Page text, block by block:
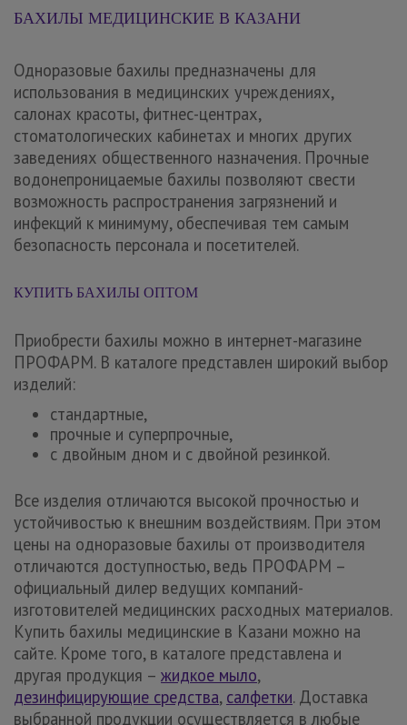
БАХИЛЫ МЕДИЦИНСКИЕ В КАЗАНИ
Одноразовые бахилы предназначены для
использования в медицинских учреждениях,
салонах красоты, фитнес-центрах,
стоматологических кабинетах и многих других
заведениях общественного назначения. Прочные
водонепроницаемые бахилы позволяют свести
возможность распространения загрязнений и
инфекций к минимуму, обеспечивая тем самым
безопасность персонала и посетителей.
КУПИТЬ БАХИЛЫ ОПТОМ
Приобрести бахилы можно в интернет-магазине
ПРОФАРМ. В каталоге представлен широкий выбор
изделий:
стандартные,
прочные и суперпрочные,
с двойным дном и с двойной резинкой.
Все изделия отличаются высокой прочностью и
устойчивостью к внешним воздействиям. При этом
цены на одноразовые бахилы от производителя
отличаются доступностью, ведь ПРОФАРМ –
официальный дилер ведущих компаний-
изготовителей медицинских расходных материалов.
Купить бахилы медицинские в Казани можно на
сайте. Кроме того, в каталоге представлена и
другая продукция – жидкое мыло,
дезинфицирующие средства, салфетки. Доставка
выбранной продукции осуществляется в любые